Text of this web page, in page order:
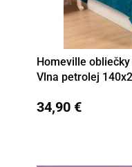
Detail
Homeville
Vlna petrolej
34,90 €